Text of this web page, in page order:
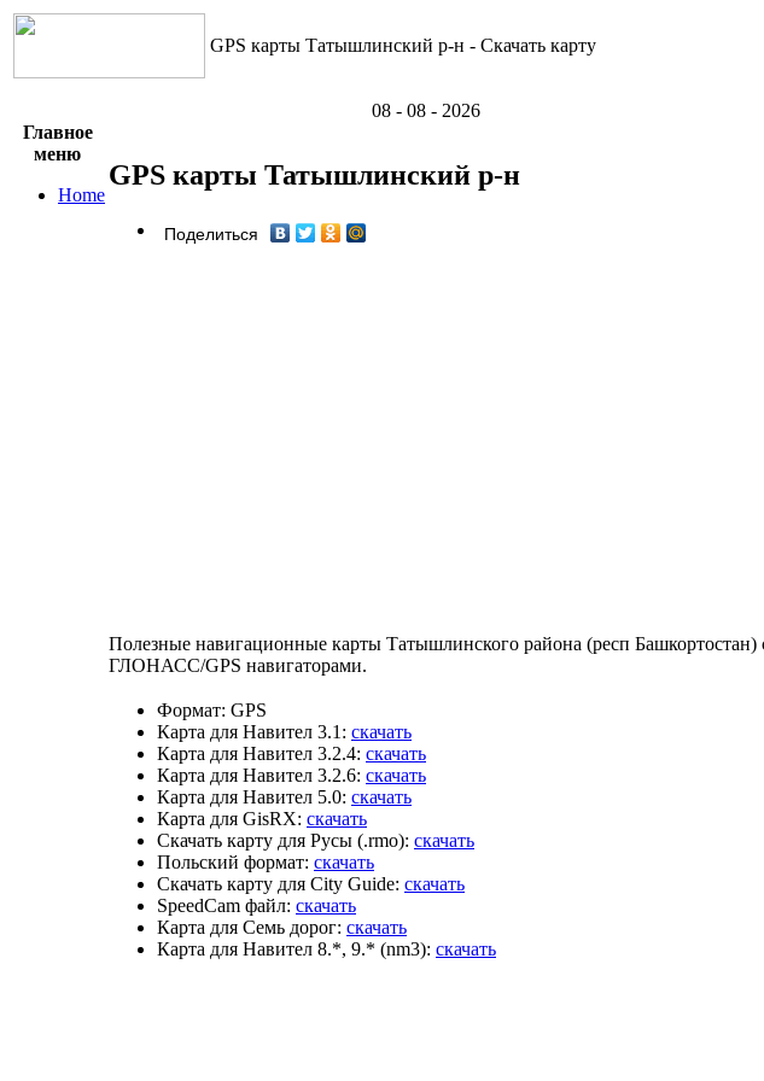
GPS карты Татышлинский р-н - Скачать карту
08 - 08 - 2026
Главное
меню
Home
GPS карты Татышлинский р-н
Поделиться
Полезные навигационные карты Татышлинского района (респ
ГЛОНАСС/GPS навигаторами.
Формат: GPS
Карта для Навител 3.1: скачать
Карта для Навител 3.2.4: скачать
Карта для Навител 3.2.6: скачать
Карта для Навител 5.0: скачать
Карта для GisRX: скачать
Скачать карту для Русы (.rmo): скачать
Польский формат: скачать
Скачать карту для City Guide: скачать
SpeedCam файл: скачать
Карта для Семь дорог: скачать
Карта для Навител 8.*, 9.* (nm3): скачать